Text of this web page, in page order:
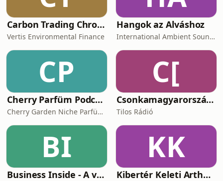
Carbon Trading Chronicles
Vertis Environmental Finance
Hangok az Alváshoz
International Ambient Sounds
CP
Cherry Parfüm Podcast
Cherry Garden Niche Parfüméria
C[
Csonkamagyarország [Tilos Rádió podcast]
Tilos Rádió
BI
Business Inside - A vállalkozók pszichológiája
KK
Kibertér Keleti Arthurral